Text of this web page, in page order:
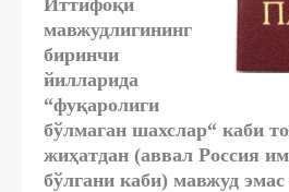
мавжудлигининг
биринчи
йилларида
“фуқаролиги
бўлмаган шахслар“ каби
жиҳатдан (аввал Россия
бўлгани каби) мавжуд